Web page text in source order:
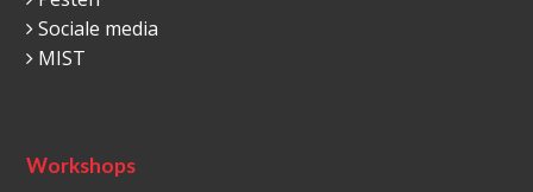
Sociale media
MIST
Workshops